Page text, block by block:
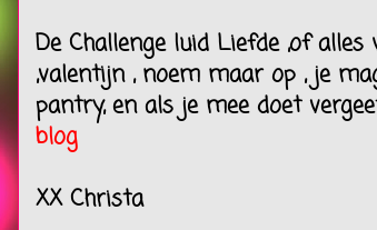
De Challenge luid Liefde ,of
,valentijn , noem maar op , je
pantry, en als je mee doet
blog
XX Christa